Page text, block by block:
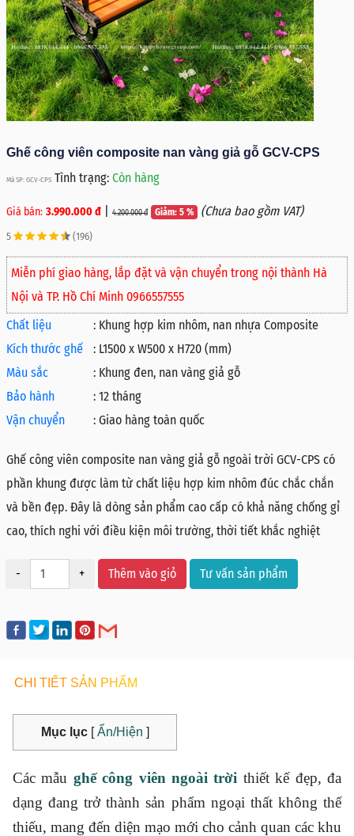
Ghế công viên composite nan vàng giả gỗ GCV-CPS
Mã SP: GCV-CPS Tình trạng: Còn hàng
Giá bán: 3.990.000 đ 4.200.000 đ Giảm: 5 % (Chưa bao gồm VAT)
5 (196)
Miễn phí giao hàng, lắp đặt và vận chuyển trong nội thành Hà
Nội và TP. Hồ Chí Minh 0966557555
Chất liệu
: Khung hợp kim nhôm, nan nhựa Composite
Kích thước ghế
: L1500 x W500 x H720 (mm)
Màu sắc
: Khung đen, nan vàng giả gỗ
Bảo hành
: 12 tháng
Vận chuyển
: Giao hàng toàn quốc
Ghế công viên composite nan vàng giả gỗ ngoài trời GCV-CPS có
phần khung được làm từ chất liệu hợp kim nhôm đúc chắc chắn
và bền đẹp. Đây là dòng sản phẩm cao cấp có khả năng chống gỉ
cao, thích nghi với điều kiện môi trường, thời tiết khắc nghiệt
- + Thêm vào giỏ Tư vấn sản phẩm
CHI TIẾT SẢN PHẨM
Mục lục[Ẩn/Hiện ]
Các mẫu ghế công viên ngoài trời thiết kế đẹp, đa
dạng đang trở thành sản phẩm ngoại thất không thể
thiếu, mang đến diện mạo mới cho cảnh quan các khu